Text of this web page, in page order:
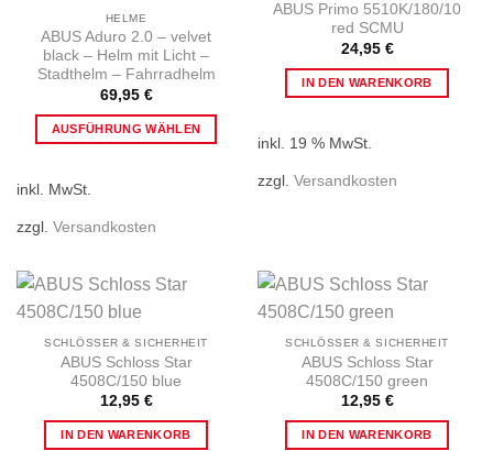
HELME
ABUS Aduro 2.0 – velvet
black – Helm mit Licht –
Stadthelm – Fahrradhelm
69,95 €
AUSFÜHRUNG WÄHLEN
mehrere
Die
Optionen
können
auf
der
Produktseite
gewählt
inkl. MwSt.
zzgl. Versandkosten
ABUS Primo 5510K/180/10
red SCMU
24,95 €
IN DEN WARENKORB
inkl. 19 % MwSt.
zzgl. Versandkosten
SCHLÖSSER & SICHERHEIT
ABUS Schloss Star
4508C/150 blue
12,95 €
IN DEN WARENKORB
SCHLÖSSER & SICHERHEIT
ABUS Schloss Star
4508C/150 green
12,95 €
IN DEN WARENKORB